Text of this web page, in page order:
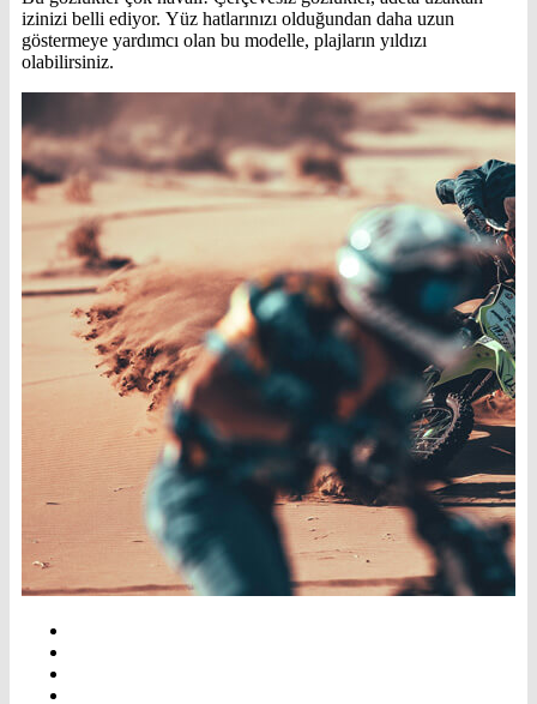
izinizi belli ediyor. Yüz hatlarınızı olduğundan daha uzun
göstermeye yardımcı olan bu modelle, plajların yıldızı
olabilirsiniz.